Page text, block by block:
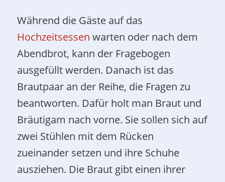
Während die Gäste auf das
Hochzeitsessen warten oder nach dem
Abendbrot, kann der Fragebogen
ausgefüllt werden. Danach ist das
Brautpaar an der Reihe, die Fragen zu
beantworten. Dafür holt man Braut und
Bräutigam nach vorne. Sie sollen sich auf
zwei Stühlen mit dem Rücken
zueinander setzen und ihre Schuhe
ausziehen. Die Braut gibt einen ihrer